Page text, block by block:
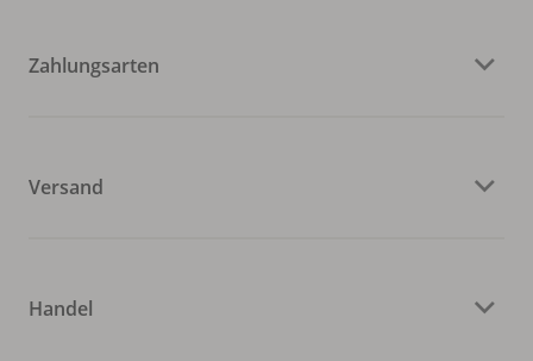
Zahlungsarten
Versand
Handel